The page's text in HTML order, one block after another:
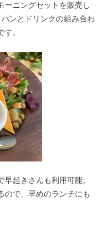
ーニングセットを販売し
ンとドリンクの組み合わ
。
起きさんも利用可能。
ので、早めのランチにも